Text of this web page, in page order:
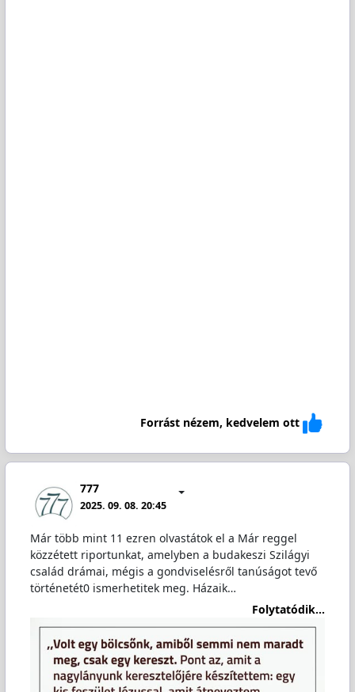
Forrást nézem, kedvelem ott
777
2025. 09. 08. 20:45
Már több mint 11 ezren olvastátok el a Már reggel
közzétett riportunkat, amelyben a budakeszi Szilágyi
család drámai, mégis a gondviselésről tanúságot tevő
történetét0 ismerhetitek meg. Házaik…
Folytatódik...